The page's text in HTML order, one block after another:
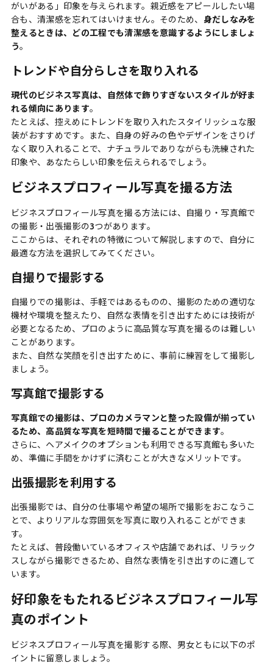
がいがある」印象を与えられます。親近感をアピールしたい場
合も、清潔感を忘れてはいけません。そのため、 身だしなみを
整えるときは、どの工程でも清潔感を意識するようにしましょ
う。
トレンドや自分らしさを取り入れる
現代のビジネス写真は、自然体で飾りすぎないスタイルが好ま
れる傾向にあります。
たとえば、控えめにトレンドを取り入れたスタイリッシュな服
装がおすすめです。また、自身の好みの色やデザインをさりげ
なく取り入れることで、ナチュラルでありながらも洗練された
印象や、あなたらしい印象を伝えられるでしょう。
ビジネスプロフィール写真を撮る方法
ビジネスプロフィール写真を撮る方法には、自撮り・写真館で
の撮影・出張撮影の3つがあります。
ここからは、それぞれの特徴について解説しますので、自分に
最適な方法を選択してみてください。
自撮りで撮影する
自撮りでの撮影は、手軽ではあるものの、撮影のための適切な
機材や環境を整えたり、自然な表情を引き出すためには技術が
必要となるため、プロのように高品質な写真を撮るのは難しい
ことがあります。
また、自然な笑顔を引き出すために、事前に練習をして撮影し
ましょう。
写真館で撮影する
写真館での撮影は、プロのカメラマンと整った設備が揃ってい
るため、高品質な写真を短時間で撮ることができます。
さらに、ヘアメイクのオプションも利用できる写真館も多いた
め、準備に手間をかけずに済むことが大きなメリットです。
出張撮影を利用する
出張撮影では、自分の仕事場や希望の場所で撮影をおこなうこ
とで、よりリアルな雰囲気を写真に取り入れることができま
す。
たとえば、普段働いているオフィスや店舗であれば、リラック
スしながら撮影できるため、自然な表情を引き出すのに適して
います。
好印象をもたれるビジネスプロフィール写
真のポイント
ビジネスプロフィール写真を撮影する際、男女ともに以下のポ
イントに留意しましょう。